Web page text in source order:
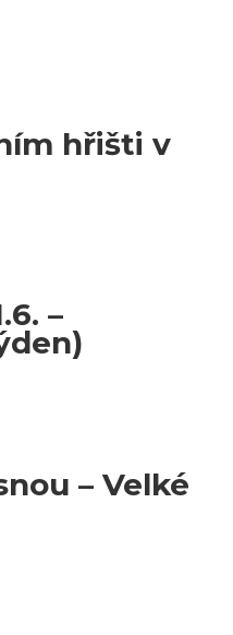
hřišti v
–
– Velké